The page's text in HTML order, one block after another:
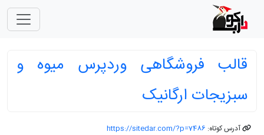
قالب فروشگاهی وردپرس میوه و
سبزیجات ارگانیک
آدرس کوتاه: https://sitedar.com/?p=7486